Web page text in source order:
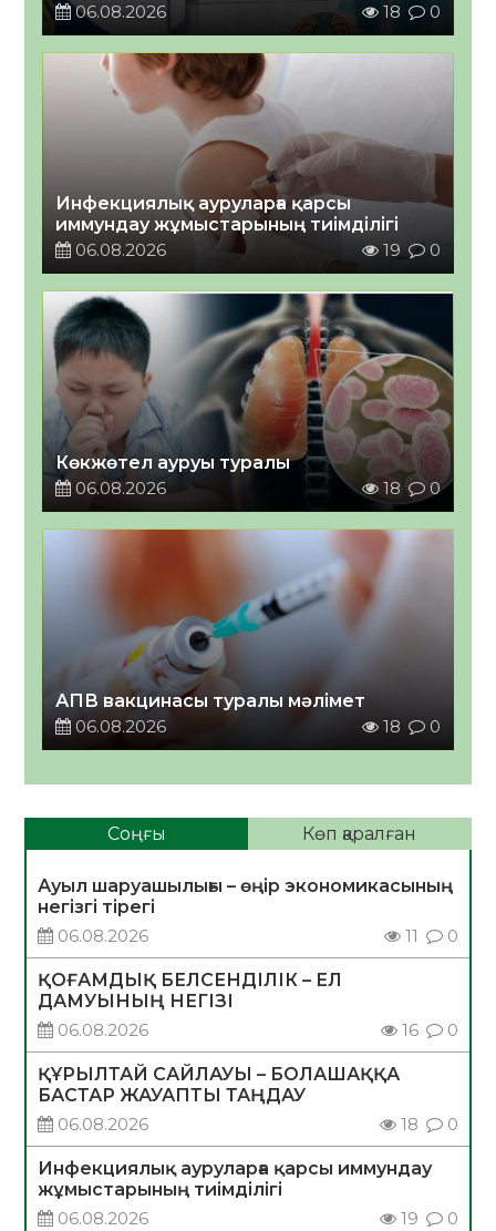
06.08.2026
18 0
Инфекциялық ауруларға қарсы
иммундау жұмыстарының тиімділігі
06.08.2026
19 0
Көкжөтел ауруы туралы
06.08.2026
18 0
АПВ вакцинасы туралы мәлімет
06.08.2026
18 0
Соңғы Көп қаралған
Ауыл шаруашылығы – өңір экономикасының
негізгі тірегі
06.08.2026
11 0
ҚОҒАМДЫҚ БЕЛСЕНДІЛІК – ЕЛ
ДАМУЫНЫҢ НЕГІЗІ
06.08.2026
16 0
ҚҰРЫЛТАЙ САЙЛАУЫ – БОЛАШАҚҚА
БАСТАР ЖАУАПТЫ ТАҢДАУ
06.08.2026
18 0
Инфекциялық ауруларға қарсы иммундау
жұмыстарының тиімділігі
06.08.2026
19 0